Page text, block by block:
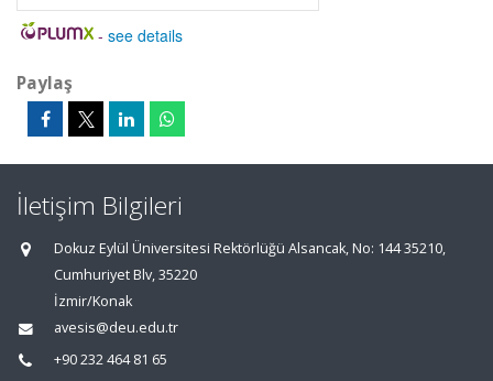
- see details
Paylaş
İletişim Bilgileri
Dokuz Eylül Üniversitesi Rektörlüğü Alsancak, No: 144 35210,
Cumhuriyet Blv, 35220
İzmir/Konak
avesis@deu.edu.tr
+90 232 464 81 65